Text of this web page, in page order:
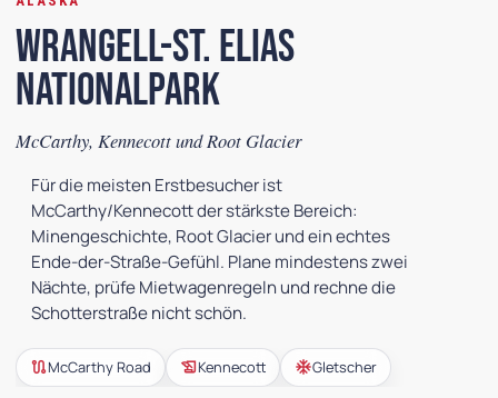
Wrangell-St. Elias
Nationalpark
McCarthy, Kennecott und Root Glacier
Für die meisten Erstbesucher ist
McCarthy/Kennecott der stärkste Bereich:
Minengeschichte, Root Glacier und ein echtes
Ende-der-Straße-Gefühl. Plane mindestens zwei
Nächte, prüfe Mietwagenregeln und rechne die
Schotterstraße nicht schön.
routeMcCarthy Road history_eduKennecott ac_unitGletscher